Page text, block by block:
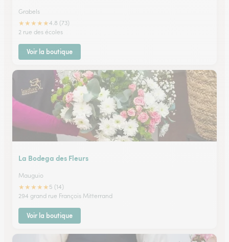
Grabels
★★★★★4.8 (73)
2 rue des écoles
Voir la boutique
La Bodega des Fleurs
Mauguio
★★★★★ 5 (14)
294 grand rue François Mitterrand
Voir la boutique